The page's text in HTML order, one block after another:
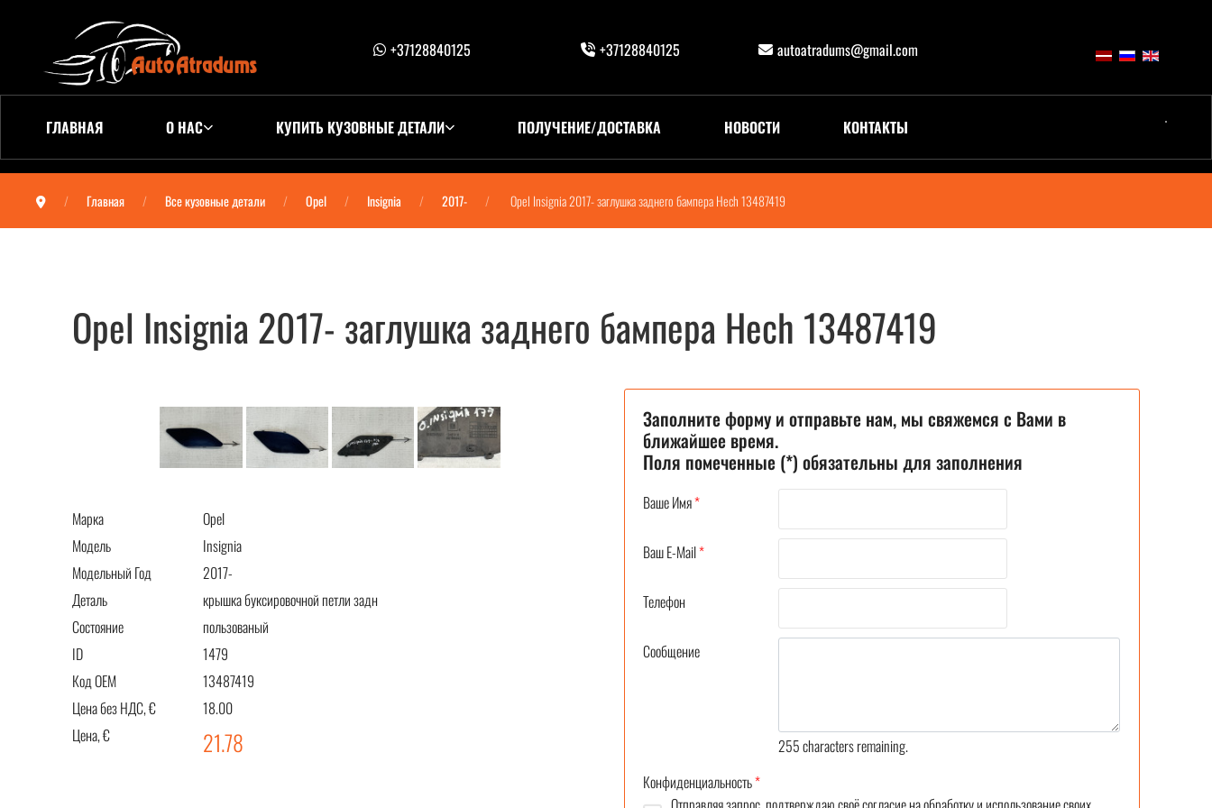
+37128840125 +37128840125 autoatradums@gmail.com
ГЛАВНАЯ О НАС КУПИТЬ КУЗОВНЫЕ ДЕТАЛИ ПОЛУЧЕНИЕ/ДОСТАВКА НОВОСТИ КОНТАКТЫ
Главная Все кузовные детали Opel Insignia 2017- Opel Insignia 2017- заглушка заднего бампера Hech 13487419
Opel Insignia 2017- заглушка заднего бампера Hech 13487419
Марка
Opel
Модель
Insignia
Модельный Год
2017-
Деталь
крышка буксировочной петли задн
Состояние
пользованый
ID
1479
Код OEM
13487419
Цена без НДС, €
18.00
Цена, €
21.78
Заполните форму и отправьте нам, мы свяжемся с Вами в
ближайшее время.
Поля помеченные (*) обязательны для заполнения
Ваше Имя*
Ваш E-Mail*
Телефон
Сообщение
255characters remaining.
Конфиденциальность*